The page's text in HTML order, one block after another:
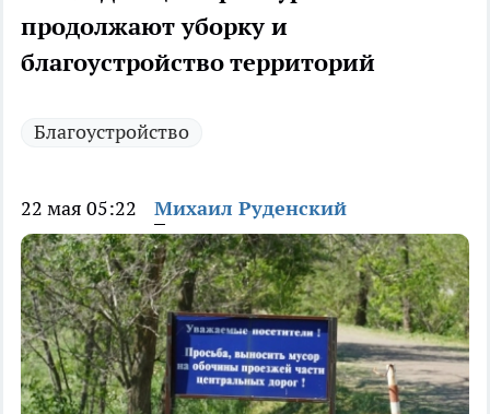
продолжают уборку и
благоустройство территорий
Благоустройство
22 мая 05:22 Михаил Руденский